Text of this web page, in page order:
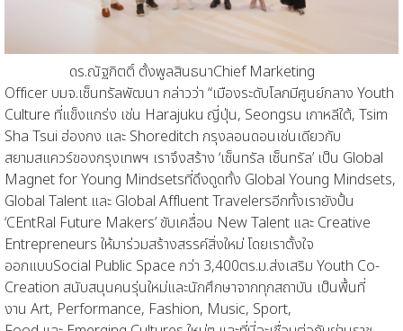
ดร.ณัฐกิตติ์ ตั้งพูลสินธนาChiefMarketing
Officer บมจ.เซ็นทรัลพัฒนา กล่าวว่า “เมืองระดับโลกมีศูนย์กลาง Youth
Culture ที่แข็งแกร่ง เช่น Harajuku ญี่ปุ่น, Seongsu เกาหลีใต้, Tsim
Sha Tsui ฮ่องกง และ Shoreditch กรุงลอนดอนเช่นเดียวกับ
สยามสแควร์ของกรุงเทพฯ เราจึงสร้าง ‘เซ็นทรัล เซ็นทรัล’ เป็น Global
Magnet for Young Mindsetsที่ดึงดูดทั้ง Global Young Mindsets,
Global Talent และ Global Affluent Travelersอีกทั้งเรายังปั้น
‘CEntRal Future Makers’ขับเคลื่อน New Talent และ Creative
Entrepreneurs ให้มาร่วมสร้างสรรค์สิ่งใหม่โดยเราตั้งใจ
ออกแบบSocial Public Space กว่า 3,400ตร.ม.ส่งเสริม Youth Co-
Creation สนับสนุนคนรุ่นใหม่และนักศึกษาจากทุกสถาบัน เป็นพื้นที่
งาน Art, Performance, Fashion, Music, Sport,